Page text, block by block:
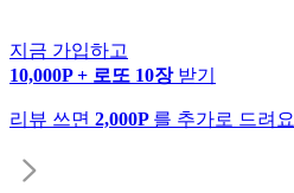
지금 가입하고
10,000P + 로또 10장 받기
리뷰 쓰면 2,000P 를 추가로 드려요